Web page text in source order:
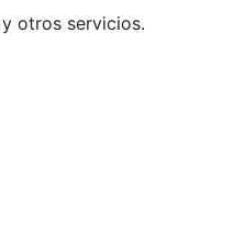
otros servicios.